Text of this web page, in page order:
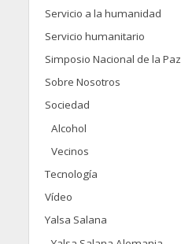
Servicio a la humanidad
Servicio humanitario
Simposio Nacional de la Paz
Sobre Nosotros
Sociedad
Alcohol
Vecinos
Tecnología
Vídeo
Yalsa Salana